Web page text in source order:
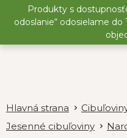
Produkty s
odoslanie“ odosielame do
Jesenné cibuľoviny